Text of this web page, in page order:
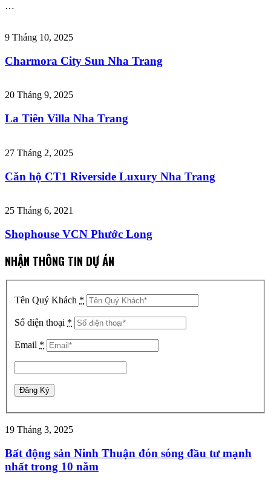
…
9 Tháng 10, 2025
Charmora City Sun Nha Trang
20 Tháng 9, 2025
La Tiên Villa Nha Trang
27 Tháng 2, 2025
Căn hộ CT1 Riverside Luxury Nha Trang
25 Tháng 6, 2021
Shophouse VCN Phước Long
NHẬN THÔNG TIN DỰ ÁN
Tên Quý Khách *
Số điện thoại *
Email *
19 Tháng 3, 2025
Bất động sản Ninh Thuận đón sóng đầu tư mạnh
nhất trong 10 năm